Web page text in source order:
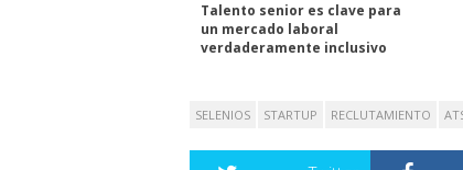
Talento senior es clave para
un mercado laboral
verdaderamente inclusivo
SELENIOS STARTUP RECLUTAMIENTO